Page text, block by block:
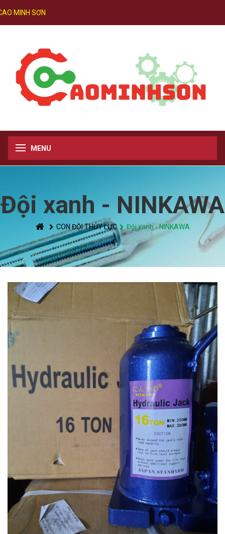
MINH SƠN
MENU
Đội xanh - NINKAWA
CON ĐỘI THỦY LỰC Đội xanh - NINKAWA